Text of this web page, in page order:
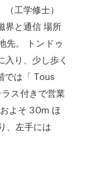
工学修士）
界と通信 場所
先。 トンドゥ
り、少し歩く
では「 Tous
ス付きで営業
よそ 30m ほ
、左手には